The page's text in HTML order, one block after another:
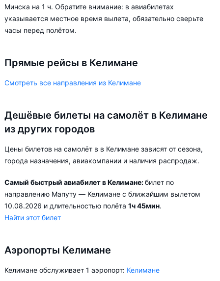
чтобы вы могли выбирать условия перелёта, ориентируясь на
свои пожелания и финансовые возможности.
Минска на 1 ч. Обратите внимание: в авиабилетах
указывается местное время вылета, обязательно сверьте
часы перед полётом.
Прямые рейсы в Келимане
Смотреть все направления из Келимане
Дешёвые билеты на самолёт в Келимане
из других городов
Цены билетов на самолёт в в Келимане зависят от сезона,
города назначения, авиакомпании и наличия распродаж.
Самый быстрый авиабилет в Келимане:билет по
направлению Мапуту — Келимане с ближайшим вылетом
10.08.2026 и длительностью полёта 1ч 45мин.
Найти этот билет
Аэропорты Келимане
Келимане обслуживает 1 аэропорт: Келимане